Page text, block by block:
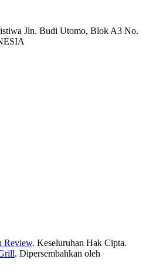
Jln. Budi Utomo, Blok A3 No.
Review. Keseluruhan Hak Cipta.
. Dipersembahkan oleh